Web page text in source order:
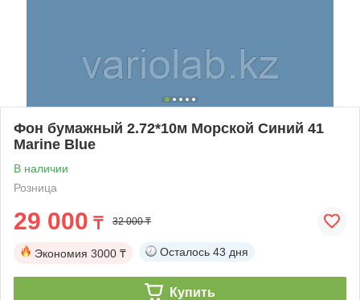
Фон бумажный 2.72*10м Морской Синий 41
Marine Blue
В наличии
Розница
29 000 ₸ 32 000 ₸
Экономия 3000 ₸ Осталось 43 дня
Купить